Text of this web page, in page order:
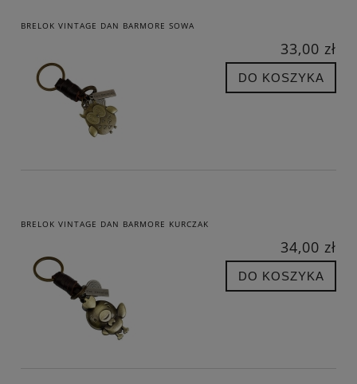
BRELOK VINTAGE DAN BARMORE SOWA
33,00 zł
DO KOSZYKA
BRELOK VINTAGE DAN BARMORE KURCZAK
34,00 zł
DO KOSZYKA